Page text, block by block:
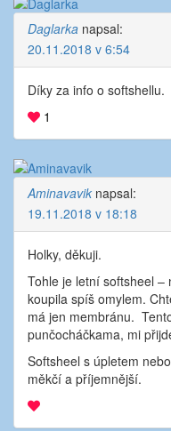
Daglarka napsal:
20.11.2018 v 6:54
Díky za info o softshellu.
1
Aminavavik napsal:
19.11.2018 v 18:18
Holky, děkuji.
Tohle je letní softsheel
koupila spíš omylem.
má jen membránu.
punčocháčkama, mi
Softsheel s úpletem
měkčí a příjemnější.